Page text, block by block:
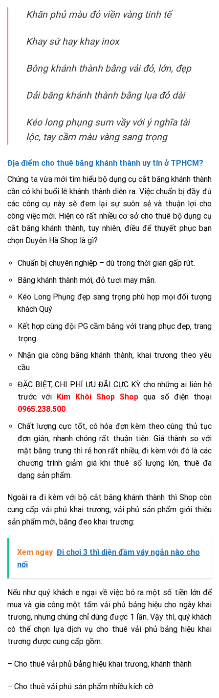
Khăn phủ màu đỏ viền vàng tinh tế
Khay sứ hay khay inox
Bông khánh thành bằng vải đỏ, lớn, đẹp
Dải băng khánh thành bằng lụa đỏ dài
Kéo long phụng sum vầy với ý nghĩa tài
lộc, tay cầm màu vàng sang trọng
Địa điểm cho thuê băng khánh thành uy tín ở TPHCM?
Chúng ta vừa mới tìm hiểu bộ dụng cụ cắt băng khánh thành
cần có khi buổi lễ khánh thành diễn ra. Việc chuẩn bị đầy đủ
các công cụ này sẽ đem lại sự suôn sẻ và thuận lợi cho
công việc mới. Hiện có rất nhiều cơ sở cho thuê bộ dụng cụ
cắt băng khánh thành, tuy nhiên, điều để thuyết phục bạn
chọn Duyên Hà Shop là gì?
Chuẩn bị chuyên nghiệp – dù trong thời gian gấp rút.
Băng khánh thành mới, đỏ tươi may mắn.
Kéo Long Phụng đẹp sang trọng phù hợp mọi đối tượng
khách Quý
Kết hợp cùng đội PG cầm băng với trang phục đẹp, trang
trọng.
Nhận gia công băng khánh thành, khai trương theo yêu
cầu
ĐẶC BIỆT, CHI PHÍ ƯU ĐÃI CỰC KỲ cho những ai liên hệ
trước với Kim Khôi Shop Shopqua số điện thoại
0965.238.500
Chất lượng cực tốt, có hóa đơn kèm theo cùng thủ tục
đơn giản, nhanh chóng rất thuận tiện. Giá thành so với
mặt bằng trung thì rẻ hơn rất nhiều, đi kèm với đó là các
chương trình giảm giá khi thuê số lượng lớn, thuê đa
dạng sản phẩm.
Ngoài ra đi kèm với bộ cắt băng khánh thành thì Shop còn
cung cấp vải phủ khai trương, vải phủ sản phẩm giới thiệu
sản phẩm mới, băng đeo khai trương:
Xem ngay Đi chơi 3 thì diện đầm váy ngắn nào cho
nổi
Nếu như quý khách e ngại về việc bỏ ra một số tiền lớn để
mua và gia công một tấm vải phủ bảng hiệu cho ngày khai
trương, nhưng chúng chỉ dùng được 1 lần. Vậy thì, quý khách
có thể chọn lựa dịch vụ cho thuê vải phủ bảng hiệu khai
trương được cung cấp gồm:
– Cho thuê vải phủ bảng hiệu khai trương, khánh thành
– Cho thuê vải phủ sản phẩm nhiều kích cỡ